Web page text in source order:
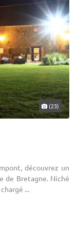
vous
montrer réactifs
si vous avez
(23)
découvrez un
de Bretagne. Niché
...